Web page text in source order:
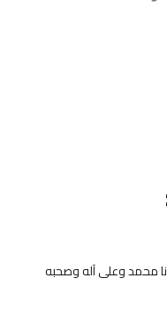
محمد وعلى آله وصحبه